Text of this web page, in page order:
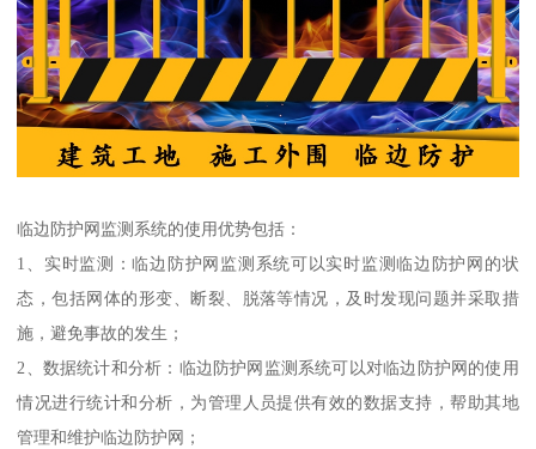
临边防护网监测系统的使用优势包括：
1、实时监测：临边防护网监测系统可以实时监测临边防护网的状
态，包括网体的形变、断裂、脱落等情况，及时发现问题并采取措
施，避免事故的发生；
2、数据统计和分析：临边防护网监测系统可以对临边防护网的使用
情况进行统计和分析，为管理人员提供有效的数据支持，帮助其地
管理和维护临边防护网；